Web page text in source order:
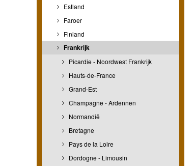
Estland
Faroer
Finland
Frankrijk
Picardie - Noordwest Frankrijk
Hauts-de-France
Grand-Est
Champagne - Ardennen
Normandië
Bretagne
Pays de la Loire
Dordogne - Limousin